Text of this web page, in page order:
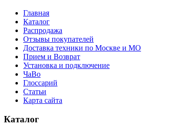
Главная
Каталог
Распродажа
Отзывы покупателей
Доставка техники по Москве и МО
Прием и Возврат
Установка и подключение
ЧаВо
Глоссарий
Статьи
Карта сайта
Каталог